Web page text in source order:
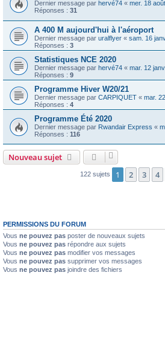
Dernier message par hervé74 « mer. 18
Réponses : 31
A 400 M aujourd'hui à l'aéroport
Dernier message par uralflyer « sam. 16
Réponses : 3
Statistiques NCE 2020
Dernier message par hervé74 « mar. 12
Réponses : 9
Programme Hiver W20/21
Dernier message par CARPIQUET « mar.
Réponses : 4
Programme Été 2020
Dernier message par Rwandair Express «
Réponses : 116
Nouveau sujet
122 sujets 1 2 3 4
PERMISSIONS DU FORUM
Vous ne pouvez pas poster de nouveaux sujets
Vous ne pouvez pas répondre aux sujets
Vous ne pouvez pas modifier vos messages
Vous ne pouvez pas supprimer vos messages
Vous ne pouvez pas joindre des fichiers